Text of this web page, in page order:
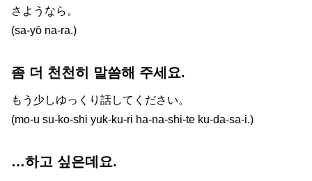
さようなら。
(sa-yō na-ra.)
좀 더 천천히 말씀해 주세요.
もう少しゆっくり話してください。
(mo-u su-ko-shi yuk-ku-ri ha-na-shi-te ku-da-sa-i.)
…하고 싶은데요.